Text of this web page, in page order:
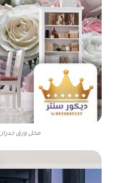
محل ورق